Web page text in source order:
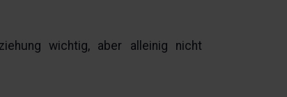
wichtig, aber alleinig nicht